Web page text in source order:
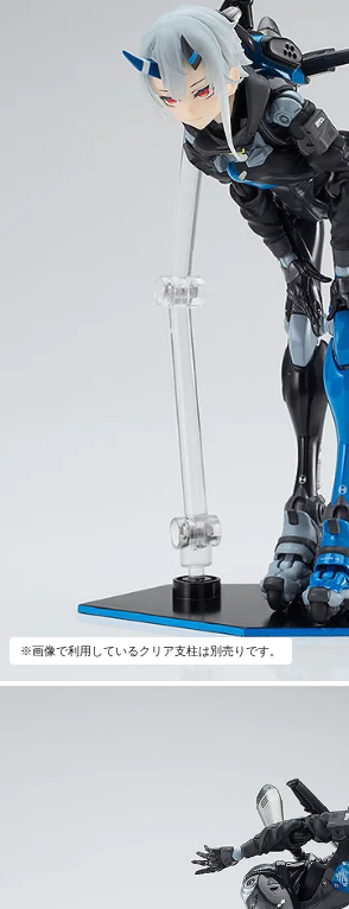
※画像で利用しているクリア支柱は別売りです。